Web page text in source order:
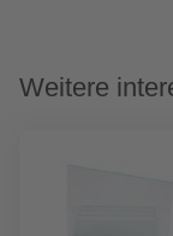
Weitere